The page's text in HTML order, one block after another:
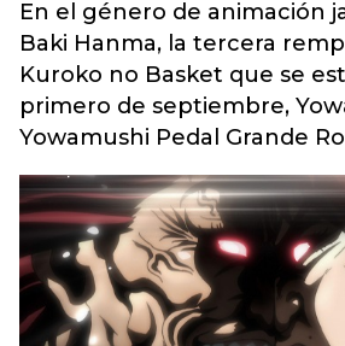
En el género de animación
Baki Hanma, la tercera
Kuroko no Basket que se
primero de septiembre,
Yowamushi Pedal Grande